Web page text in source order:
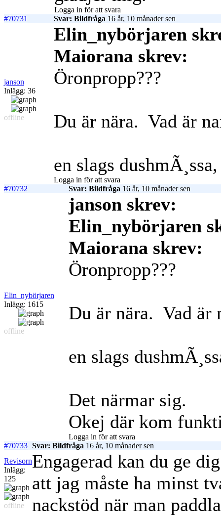
Logga in för att svara
#70731
Svar: Bildfråga 16 år, 10 månader sen
janson
Inlägg: 36
offline
Elin_nybörjaren
Maiorana skrev:
Öronpropp???
Du är nära. Vad är
en slags
Logga in för att svara
#70732
Svar: Bildfråga 16 år, 10 månader sen
Elin_nybörjaren
Inlägg: 1615
offline
janson skrev:
Elin_nybörjaren
Maiorana skrev:
Öronpropp???
Du är nära. Vad är
en slags
Det närmar sig.
Okej där kom
Logga in för att svara
#70733 Svar: Bildfråga 16 år, 10 månader sen
Revisorn
Inlägg:
125
offline
Engagerad kan du ge
att jag måste ha minst
nackstöd när man